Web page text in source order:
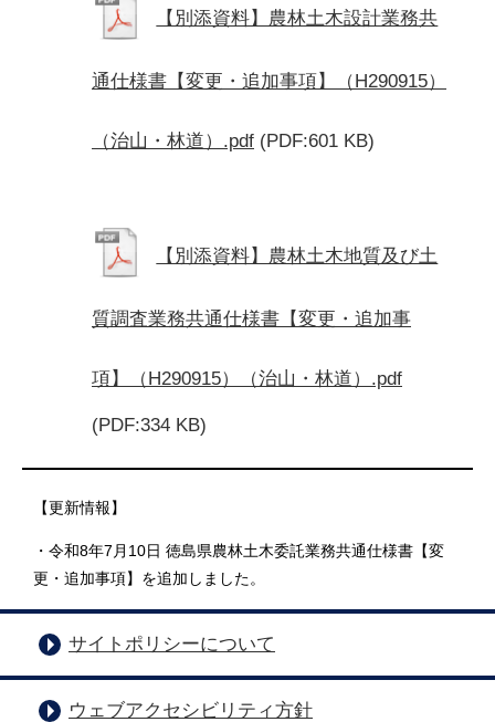
【別添資料】農林土木設計業務共
通仕様書【変更・追加事項】（H290915）
（治山・林道）.pdf (PDF:601 KB)
【別添資料】農林土木地質及び土
質調査業務共通仕様書【変更・追加事
項】（H290915）（治山・林道）.pdf
(PDF:334 KB)
【更新情報】
・令和8年7月10日 徳島県農林土木委託業務共通仕様書【変
更・追加事項】を追加しました。
サイトポリシーについて
ウェブアクセシビリティ方針